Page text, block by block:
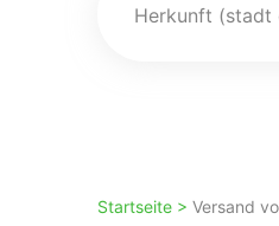
Startseite > Versand